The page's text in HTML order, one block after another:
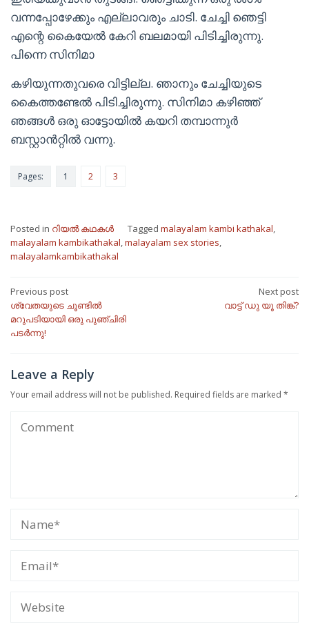
വന്നപ്പോഴേക്കും എല്ലാവരും ചാടി. ചേച്ചി ഞെട്ടി
എന്റെ കൈയേൽ കേറി ബലമായി പിടിച്ചിരുന്നു.
പിന്നെ സിനിമാ
കഴിയുന്നതുവരെ വിട്ടില്ല. ഞാനും ചേച്ചിയുടെ
കൈത്തണ്ടേൽ പിടിച്ചിരുന്നു. സിനിമാ കഴിഞ്ഞ്
ഞങ്ങൾ ഒരു ഓട്ടോയിൽ കയറി തമ്പാന്നുർ
ബസ്റ്റാൻറ്റിൽ വന്നു.
Pages: 1 2 3
Posted in റിയൽ കഥകൾ Tagged malayalam kambi kathakal,
malayalam kambikathakal,malayalam sex stories,
malayalamkambikathakal
Post
navigation
Previous post
ശ്വേതയുടെ ചൂണ്ടിൽ
മറുപടിയായി ഒരു പുഞ്ചിരി
പടർന്നു!
Next post
വാട്ട് ഡു യൂ തിങ്ക്?
Leave a Reply
Your email address will not be published. Required fields are marked *